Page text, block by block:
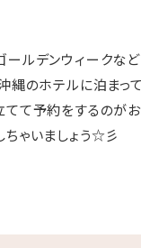
ルデンウィークなど
縄のホテルに泊ま
て予約をするのがお
ゃいましょう☆彡
ご利用いただけます。